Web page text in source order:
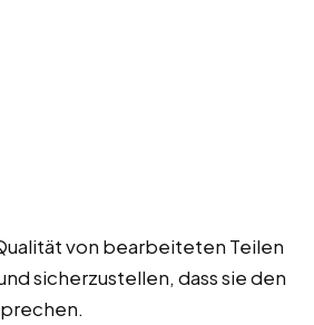
von bearbeiteten Teilen
sicherzustellen, dass sie den